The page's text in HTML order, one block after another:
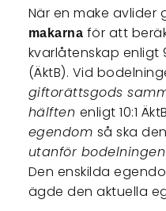
När en make avlider
makarna för att
kvarlåtenskap enligt
(ÄktB). Vid
giftorättsgods
hälften enligt 10:1
egendom så ska
utanför bodelningen
Den enskilda
ägde den aktuella